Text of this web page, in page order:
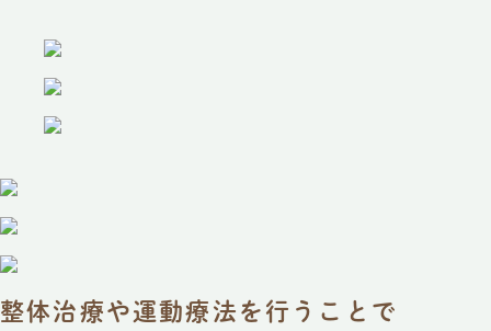
整体治療や運動療法を行うことで